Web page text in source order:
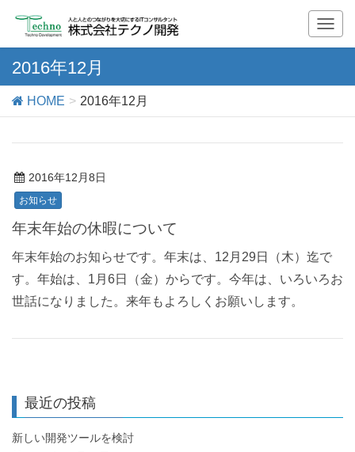
T
a
i
n
2016年12月
HOME 2016年12月
2016年12月8日
お知らせ
年末年始の休暇について
年末年始のお知らせです。年末は、12月29日（木）迄で
す。年始は、1月6日（金）からです。今年は、いろいろお
世話になりました。来年もよろしくお願いします。
最近の投稿
新しい開発ツールを検討